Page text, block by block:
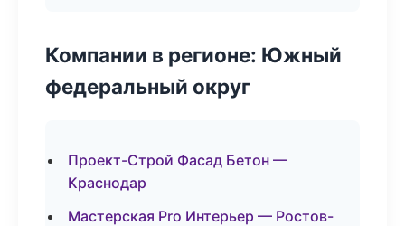
Компании в регионе: Южный
федеральный округ
Проект-Строй Фасад Бетон —
Краснодар
Мастерская Pro Интерьер — Ростов-